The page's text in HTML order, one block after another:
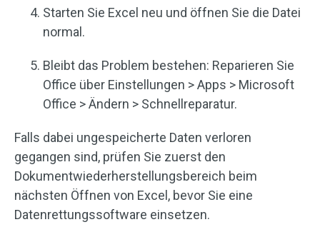
Starten Sie Excel neu und öffnen Sie die Datei
normal.
Bleibt das Problem bestehen: Reparieren Sie
Office über Einstellungen > Apps > Microsoft
Office > Ändern > Schnellreparatur.
Falls dabei ungespeicherte Daten verloren
gegangen sind, prüfen Sie zuerst den
Dokumentwiederherstellungsbereich beim
nächsten Öffnen von Excel, bevor Sie eine
Datenrettungssoftware einsetzen.